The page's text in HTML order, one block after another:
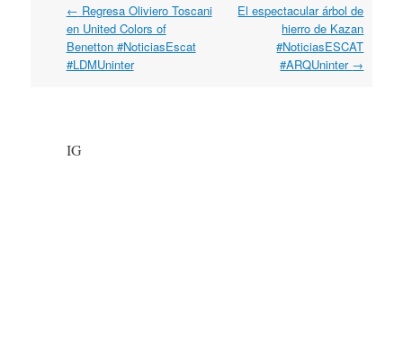
Post navigation
← Regresa Oliviero Toscani
en United Colors of
Benetton #NoticiasEscat
#LDMUninter
El espectacular árbol de
hierro de Kazan
#NoticiasESCAT
#ARQUninter →
IG